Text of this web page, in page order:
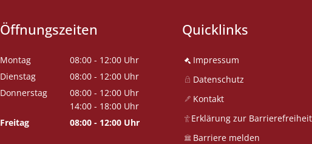
Öffnungszeiten
Montag 08:00 - 12:00 Uhr
Von 08:00 bis 12:00 Uhr
Dienstag 08:00 - 12:00 Uhr
Von 08:00 bis 12:00 Uhr
Donnerstag 08:00 - 12:00 Uhr
Von 08:00 bis 12:00 Uhr
14:00 - 18:00 Uhr
Von 14:00 bis 18:00 Uhr
Freitag 08:00 - 12:00 Uhr
Quicklinks
Impressum
Datenschutz
Kontakt
Erklärung zur Barrierefreiheit
Barriere melden